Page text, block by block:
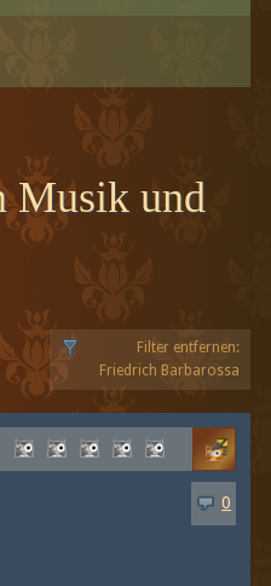
Musik und
Filter entfernen:
Friedrich Barbarossa
0